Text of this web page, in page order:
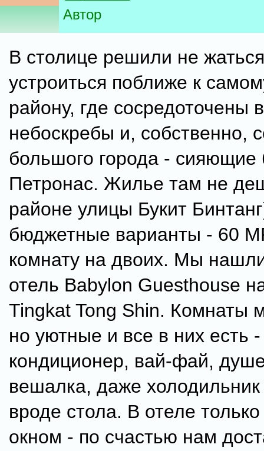
Автор
В столице решили не
устроиться поближе к
району, где сосредоточены
небоскребы и, собственно,
большого города -
Петронас. Жилье там не
районе улицы Букит
бюджетные варианты - 60
комнату на двоих. Мы
отель Babylon Guesthouse
Tingkat Tong Shin. Комнаты
но уютные и все в них есть -
кондиционер, вай-фай,
вешалка, даже холодильник
вроде стола. В отеле
окном - по счастью нам